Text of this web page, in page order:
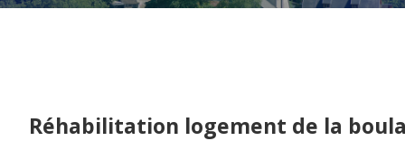
Réhabilitation logement de la